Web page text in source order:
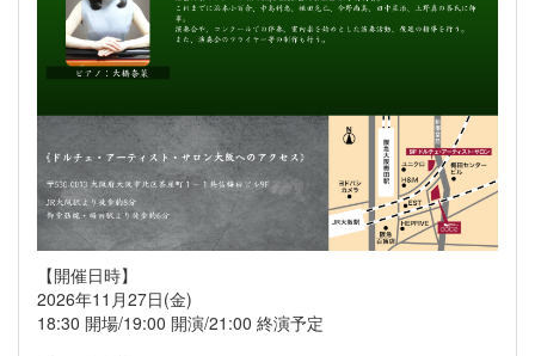
【開催日時】
2026年11月27日(金)
18:30 開場/19:00 開演/21:00 終演予定